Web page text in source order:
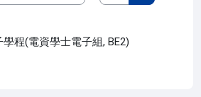
搜尋課程
程(電資學士電子組, BE2)